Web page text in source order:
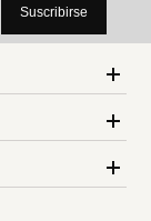
Suscribirse